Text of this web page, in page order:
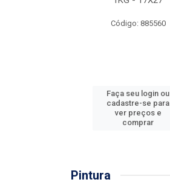
Código: 885560
Faça seu login ou
cadastre-se para
ver preços e
comprar
Pintura